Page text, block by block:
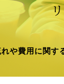
や費用に関す